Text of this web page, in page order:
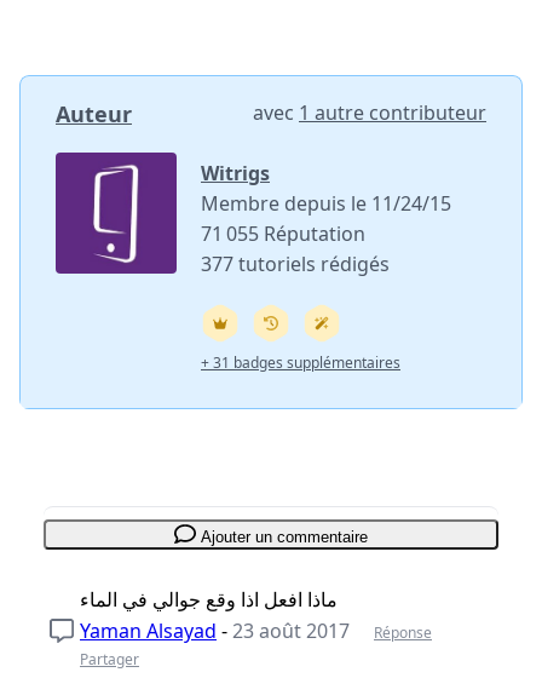
Auteur avec 1 autre contributeur
Witrigs
Membre depuis le 11/24/15
71 055 Réputation
377 tutoriels rédigés
+ 31 badges supplémentaires
Ajouter un commentaire
ماذا افعل اذا وقع جوالي في الماء
Yaman Alsayad -23 août 2017
Réponse
Partager